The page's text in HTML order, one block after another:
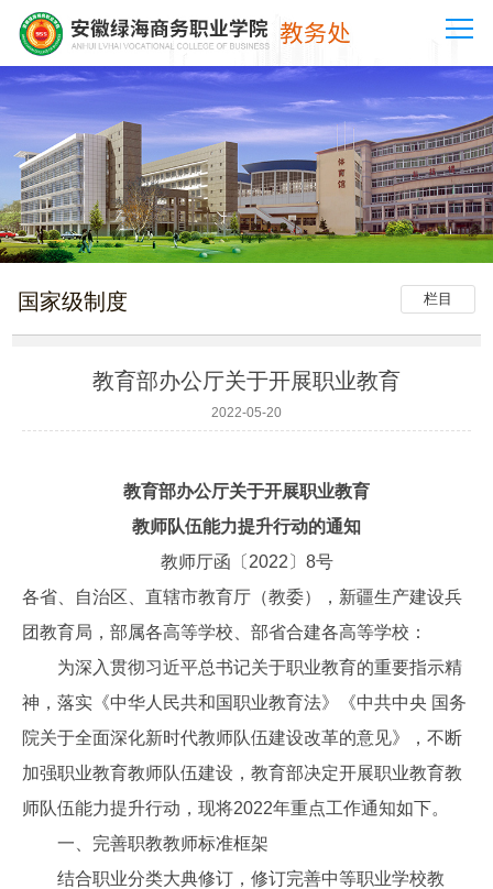
栏目
国家级制度
教育部办公厅关于开展职业教育
2022-05-20
教育部办公厅关于开展职业教育
教师队伍能力提升行动的通知
教师厅函〔2022〕8号
各省、自治区、直辖市教育厅（教委），新疆生产建设兵
团教育局，部属各高等学校、部省合建各高等学校：
为深入贯彻习近平总书记关于职业教育的重要指示精
神，落实《中华人民共和国职业教育法》《中共中央 国务
院关于全面深化新时代教师队伍建设改革的意见》，不断
加强职业教育教师队伍建设，教育部决定开展职业教育教
师队伍能力提升行动，现将2022年重点工作通知如下。
一、完善职教教师标准框架
结合职业分类大典修订，修订完善中等职业学校教